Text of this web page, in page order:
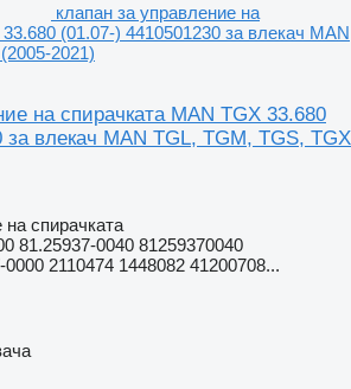
клапан за управление на
(01.07-) 4410501230 за влекач MAN
2021)
на спирачката MAN TGX 33.680
за влекач MAN TGL, TGM, TGS, TGX
спирачката
81.25937-0040 81259370040
2110474 1448082 41200708...